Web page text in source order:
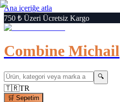
Ana içeriğe atla
750 ₺ Üzeri Ücretsiz Kargo
Combine Michail
🔍
🇹🇷TR
🛒 Sepetim